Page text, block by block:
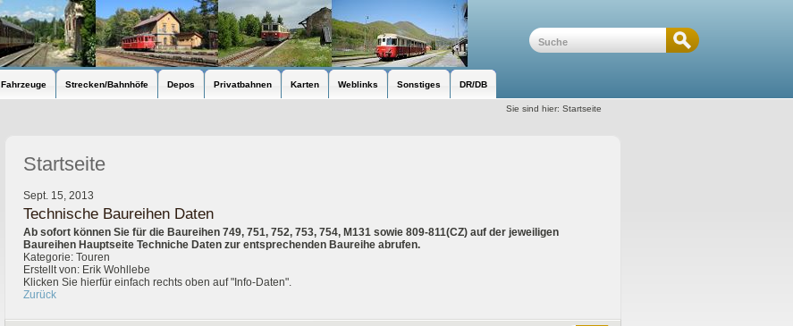
Fahrzeuge Strecken/Bahnhöfe Depos Privatbahnen Karten Weblinks Sonstiges DR/DB
Sie sind hier:Startseite
Startseite
Sept. 15, 2013
Technische Baureihen Daten
Ab sofort können Sie für die Baureihen 749, 751, 752, 753, 754, M131 sowie 809-811(CZ) auf der jeweiligen
Baureihen Hauptseite Techniche Daten zur entsprechenden Baureihe abrufen.
Kategorie: Touren
Erstellt von: Erik Wohllebe
Klicken Sie hierfür einfach rechts oben auf "Info-Daten".
Zurück